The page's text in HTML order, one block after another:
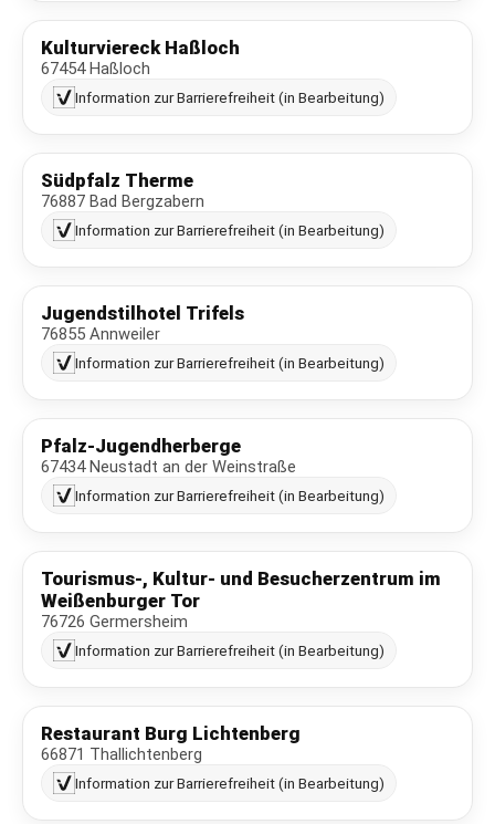
Kulturviereck Haßloch
67454 Haßloch
Information zur Barrierefreiheit (in Bearbeitung)
Südpfalz Therme
76887 Bad Bergzabern
Information zur Barrierefreiheit (in Bearbeitung)
Jugendstilhotel Trifels
76855 Annweiler
Information zur Barrierefreiheit (in Bearbeitung)
Pfalz-Jugendherberge
67434 Neustadt an der Weinstraße
Information zur Barrierefreiheit (in Bearbeitung)
Tourismus-, Kultur- und Besucherzentrum im
Weißenburger Tor
76726 Germersheim
Information zur Barrierefreiheit (in Bearbeitung)
Restaurant Burg Lichtenberg
66871 Thallichtenberg
Information zur Barrierefreiheit (in Bearbeitung)